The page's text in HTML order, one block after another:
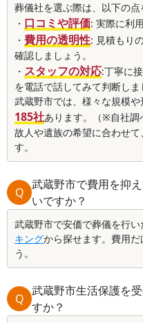
葬儀社を選ぶ際は、以下の点
・ 口コミや評価: 実際に利
・ 費用の透明性: 見積もり
確認しましょう。
・ スタッフの対応:丁寧に
を電話で話してみて判断しま
武蔵野市では、様々な規模
185社あります。（※自社調
故人や遺族の希望に合わせ
す。
Q
武蔵野市で費用を抑
いですか？
武蔵野市で安価で葬儀を行い
キングから探せます。費用
う。
Q
武蔵野市生活保護を
すか？